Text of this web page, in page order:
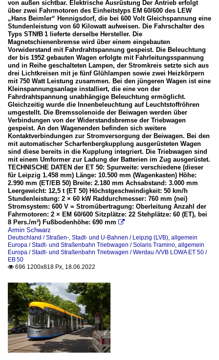
von außen sichtbar. Elektrische Ausrüstung Der Antrieb erfolgt
über zwei Fahrmotoren des Einheitstyps EM 60/600 des LEW
„Hans Beimler“ Hennigsdorf, die bei 600 Volt Gleichspannung eine
Stundenleistung von 60 Kilowatt aufweisen. Die Fahrschalter des
Typs STNfB 1 lieferte derselbe Hersteller. Die
Magnetschienenbremse wird über einem eingebauten
Vorwiderstand mit Fahrdrahtspannung gespeist. Die Beleuchtung
der bis 1952 gebauten Wagen erfolgte mit Fahrleitungsspannung
und in Reihe geschalteten Lampen, der Stromkreis setzte sich aus
drei Lichtkreisen mit je fünf Glühlampen sowie zwei Heizkörpern
mit 750 Watt Leistung zusammen. Bei den jüngeren Wagen ist eine
Kleinspannungsanlage installiert, die eine von der
Fahrdrahtspannung unabhängige Beleuchtung ermöglicht.
Gleichzeitig wurde die Innenbeleuchtung auf Leuchtstoffröhren
umgestellt. Die Bremssolenoide der Beiwagen werden über
Verbindungen von der Widerstandsbremse der Triebwagen
gespeist. An den Wagenenden befinden sich weitere
Kontaktverbindungen zur Stromversorgung der Beiwagen. Bei den
mit automatischer Scharfenbergkupplung ausgerüsteten Wagen
sind diese bereits in die Kupplung integriert. Die Triebwagen sind
mit einem Umformer zur Ladung der Batterien im Zug ausgerüstet.
TECHNISCHE DATEN der ET 50: Spurweite: verschiedene (dieser
für Leipzig 1.458 mm) Länge: 10.500 mm (Wagenkasten) Höhe:
2.990 mm (ET/EB 50) Breite: 2.180 mm Achsabstand: 3.000 mm
Leergewicht: 12,5 t (ET 50) Höchstgeschwindigkeit: 50 km/h
Stundenleistung: 2 × 60 kW Raddurchmesser: 760 mm (nei)
Stromsystem: 600 V = Stromübertragung: Oberleitung Anzahl der
Fahrmotoren: 2 × EM 60/600 Sitzplätze: 22 Stehplätze: 60 (ET), bei
8 Pers./m²) Fußbodenhöhe: 690 mm 
Armin Schwarz
Deutschland / Straßen-, Stadt- und U-Bahnen / Leipzig (LVB), allgemein
Europa / Stadt- und Straßenbahn Triebwagen / Solaris Tramino, allgemein
Europa / Stadt- und Straßenbahn Triebwagen / Werdau /VVB LOWA ET 50 /
EB 50
 696 1200x818 Px, 18.06.2022